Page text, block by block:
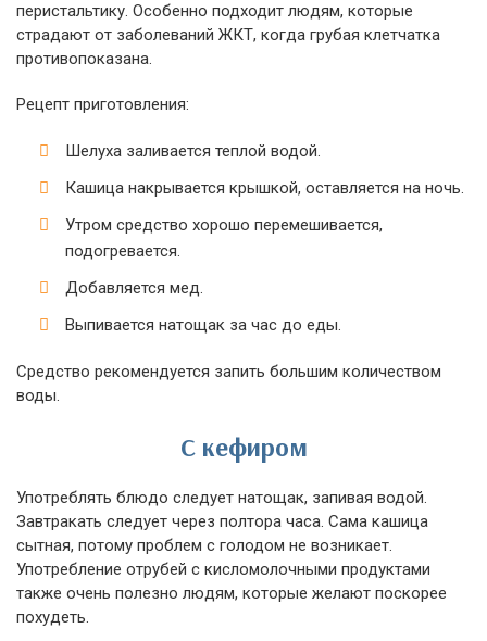
перистальтику. Особенно подходит людям, которые
страдают от заболеваний ЖКТ, когда грубая клетчатка
противопоказана.
Рецепт приготовления:
Шелуха заливается теплой водой.
Кашица накрывается крышкой, оставляется на ночь.
Утром средство хорошо перемешивается,
подогревается.
Добавляется мед.
Выпивается натощак за час до еды.
Средство рекомендуется запить большим количеством
воды.
С кефиром
Употреблять блюдо следует натощак, запивая водой.
Завтракать следует через полтора часа. Сама кашица
сытная, потому проблем с голодом не возникает.
Употребление отрубей с кисломолочными продуктами
также очень полезно людям, которые желают поскорее
похудеть.